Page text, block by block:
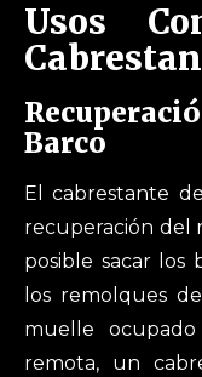
Usos
Barco
El cabrestante
recuperación del
posible sacar los
los remolques
muelle
remota, un